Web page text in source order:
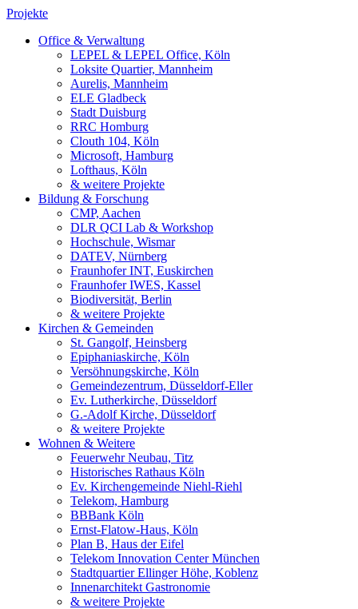
Projekte
Office & Verwaltung
LEPEL & LEPEL Office, Köln
Loksite Quartier, Mannheim
Aurelis, Mannheim
ELE Gladbeck
Stadt Duisburg
RRC Homburg
Clouth 104, Köln
Microsoft, Hamburg
Lofthaus, Köln
& weitere Projekte
Bildung & Forschung
CMP, Aachen
DLR QCI Lab & Workshop
Hochschule, Wismar
DATEV, Nürnberg
Fraunhofer INT, Euskirchen
Fraunhofer IWES, Kassel
Biodiversität, Berlin
& weitere Projekte
Kirchen & Gemeinden
St. Gangolf, Heinsberg
Epiphaniaskirche, Köln
Versöhnungskirche, Köln
Gemeindezentrum, Düsseldorf-Eller
Ev. Lutherkirche, Düsseldorf
G.-Adolf Kirche, Düsseldorf
& weitere Projekte
Wohnen & Weitere
Feuerwehr Neubau, Titz
Historisches Rathaus Köln
Ev. Kirchengemeinde Niehl-Riehl
Telekom, Hamburg
BBBank Köln
Ernst-Flatow-Haus, Köln
Plan B, Haus der Eifel
Telekom Innovation Center München
Stadtquartier Ellinger Höhe, Koblenz
Innenarchitekt Gastronomie
& weitere Projekte